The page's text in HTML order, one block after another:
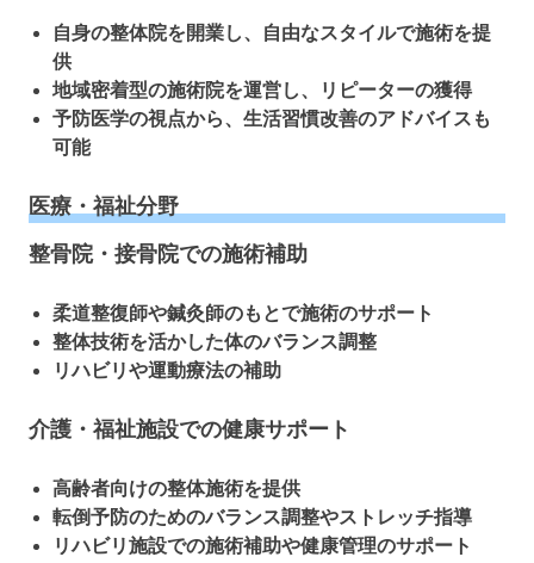
自身の整体院を開業し、自由なスタイルで施術を提
供
地域密着型の施術院を運営し、リピーターの獲得
予防医学の視点から、生活習慣改善のアドバイスも
可能
医療・福祉分野
整骨院・接骨院での施術補助
柔道整復師や鍼灸師のもとで施術のサポート
整体技術を活かした体のバランス調整
リハビリや運動療法の補助
介護・福祉施設での健康サポート
高齢者向けの整体施術を提供
転倒予防のためのバランス調整やストレッチ指導
リハビリ施設での施術補助や健康管理のサポート